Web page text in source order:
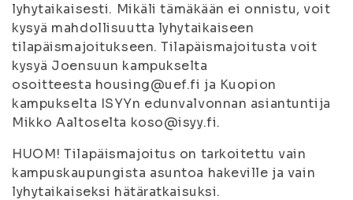
lyhytaikaisesti. Mikäli tämäkään ei onnistu, voit
kysyä mahdollisuutta lyhytaikaiseen
tilapäismajoitukseen. Tilapäismajoitusta voit
kysyä Joensuun kampukselta
osoitteesta housing@uef.fi ja Kuopion
kampukselta ISYYn edunvalvonnan asiantuntija
Mikko Aaltoselta koso@isyy.fi.
HUOM! Tilapäismajoitus on tarkoitettu vain
kampuskaupungista asuntoa hakeville ja vain
lyhytaikaiseksi hätäratkaisuksi.